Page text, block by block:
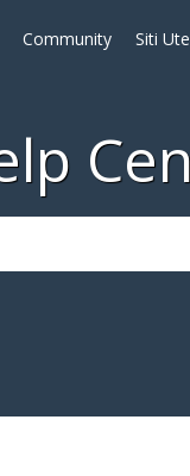
Community Siti